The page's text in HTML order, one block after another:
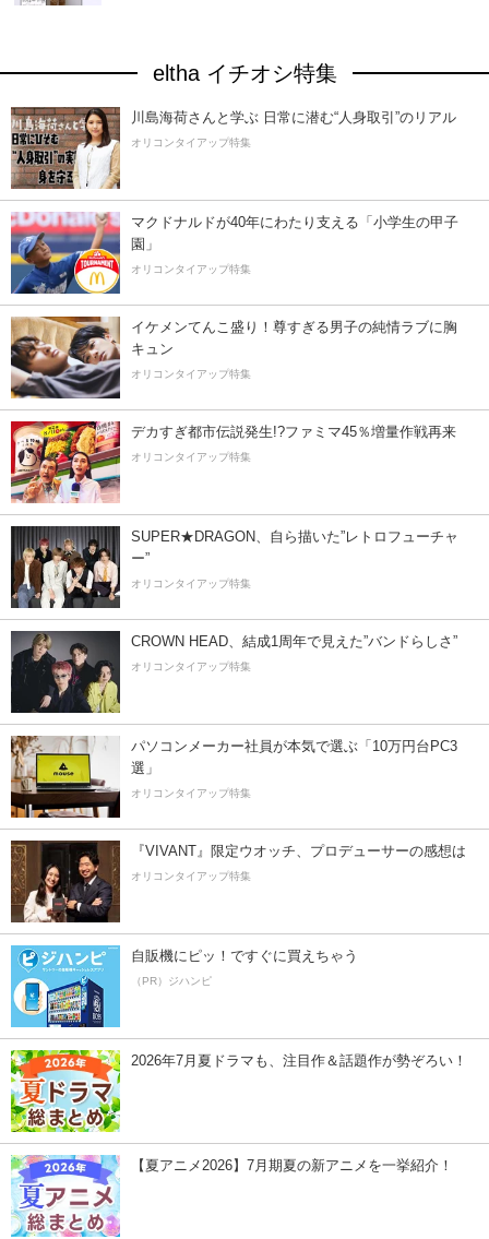
eltha イチオシ特集
川島海荷さんと学ぶ 日常に潜む“人身取引”のリアル
オリコンタイアップ特集
マクドナルドが40年にわたり支える「小学生の甲子
園」
オリコンタイアップ特集
イケメンてんこ盛り！尊すぎる男子の純情ラブに胸
キュン
オリコンタイアップ特集
デカすぎ都市伝説発生!?ファミマ45％増量作戦再来
オリコンタイアップ特集
SUPER★DRAGON、自ら描いた”レトロフューチャ
ー”
オリコンタイアップ特集
CROWN HEAD、結成1周年で見えた”バンドらしさ”
オリコンタイアップ特集
パソコンメーカー社員が本気で選ぶ「10万円台PC3
選」
オリコンタイアップ特集
『VIVANT』限定ウオッチ、プロデューサーの感想は
オリコンタイアップ特集
自販機にピッ！ですぐに買えちゃう
（PR）ジハンピ
2026年7月夏ドラマも、注目作＆話題作が勢ぞろい！
【夏アニメ2026】7月期夏の新アニメを一挙紹介！